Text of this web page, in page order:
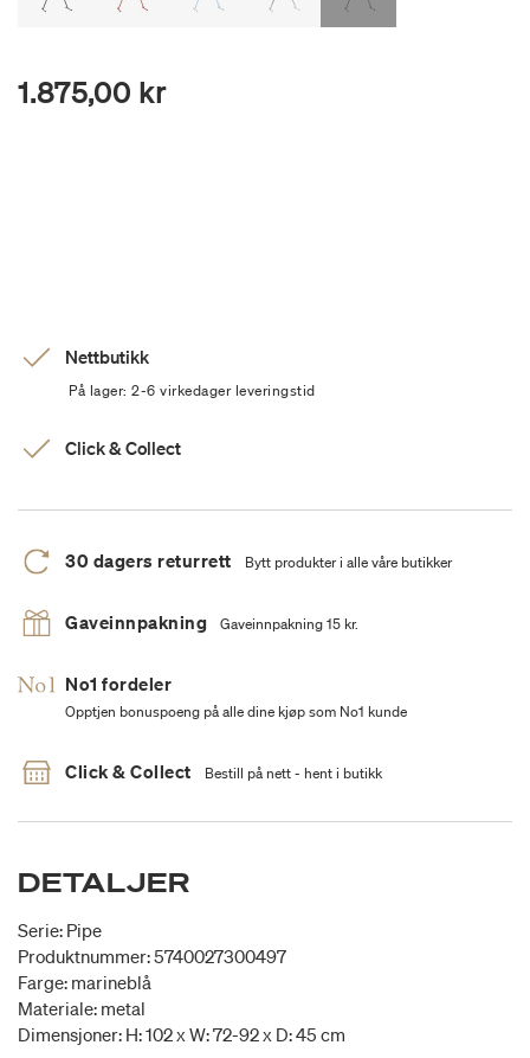
1.875,00 kr
Nettbutikk
På lager: 2-6 virkedager leveringstid
Click & Collect
30 dagers returrett Bytt produkter i alle våre butikker
Gaveinnpakning Gaveinnpakning 15 kr.
No1 fordeler
Opptjen bonuspoeng på alle dine kjøp som No1 kunde
Click & Collect Bestill på nett - hent i butikk
DETALJER
Serie: Pipe
Produktnummer: 5740027300497
Farge: marineblå
Materiale: metal
Dimensjoner: H: 102 x W: 72-92 x D: 45 cm